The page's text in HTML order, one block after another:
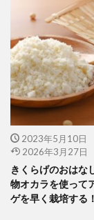
2023年5月10日
2026年3月27日
きくらげのおはな
物オカラを使って
ゲを早く栽培する